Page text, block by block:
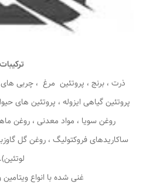
ترکیبات
ذرت ، برنج ، پروتئین مرغ ، چربی
پروتئین گیاهی ایزوله ، پروتئین های
روغن سویا ، مواد معدنی ، روغن
ساکاریدهای فروکتولیگ ، روغن گل
لوتئین).
غنی شده با انواع